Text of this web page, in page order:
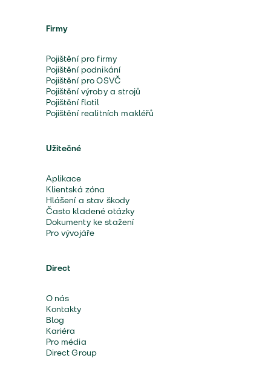
Firmy
Pojištění pro firmy
Pojištění podnikání
Pojištění pro OSVČ
Pojištění výroby a strojů
Pojištění flotil
Pojištění realitních makléřů
Užitečné
Aplikace
Klientská zóna
Hlášení a stav škody
Často kladené otázky
Dokumenty ke stažení
Pro vývojáře
Direct
O nás
Kontakty
Blog
Kariéra
Pro média
Direct Group